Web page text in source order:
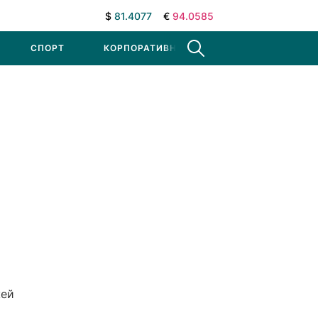
$ 81.4077 € 94.0585
СПОРТ КОРПОРАТИВНЫЕ НОВОСТИ